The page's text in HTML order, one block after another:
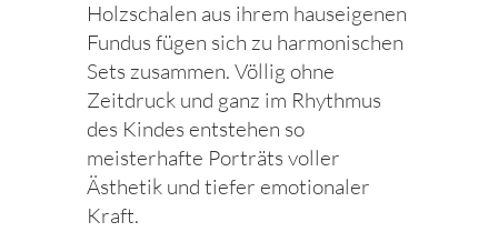
Holzschalen aus ihrem hauseigenen
Fundus fügen sich zu harmonischen
Sets zusammen. Völlig ohne
Zeitdruck und ganz im Rhythmus
des Kindes entstehen so
meisterhafte Porträts voller
Ästhetik und tiefer emotionaler
Kraft.